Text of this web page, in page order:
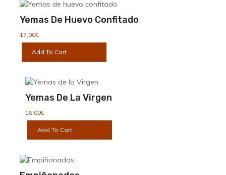
Yemas De Huevo Confitado
17,00€
Add To Cart
Yemas De La Virgen
18,00€
Add To Cart